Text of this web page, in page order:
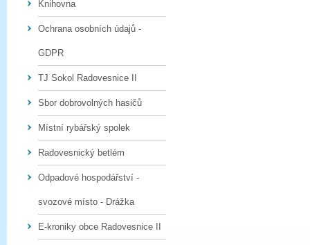
Knihovna
Ochrana osobních údajů -
GDPR
TJ Sokol Radovesnice II
Sbor dobrovolných hasičů
Místní rybářský spolek
Radovesnický betlém
Odpadové hospodářství -
svozové místo - Drážka
E-kroniky obce Radovesnice II